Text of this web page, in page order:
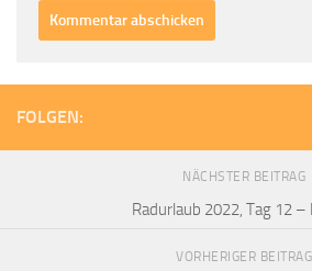
FOLGEN:
NÄCHSTER BEITRAG
Radurlaub 2022, Tag 12 –
VORHERIGER BEITRAG